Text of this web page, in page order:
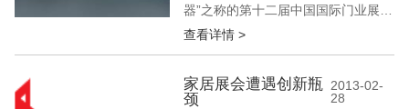
器”之称的第十二届中国国际门业展览
会于2013年3月13日在顺义中国国际
世界中，TATA木门极具现代简约风格
的展位大气出众，会场轮播的独特的
查看详情 >
家居展会遭遇创新瓶
颈
2013-02-
28